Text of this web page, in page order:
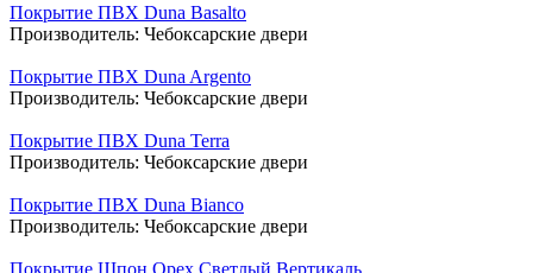
Покрытие ПВХ Duna Basalto
Производитель: Чебоксарские двери
Покрытие ПВХ Duna Argento
Производитель: Чебоксарские двери
Покрытие ПВХ Duna Terra
Производитель: Чебоксарские двери
Покрытие ПВХ Duna Bianco
Производитель: Чебоксарские двери
Покрытие Шпон Орех Светлый Вертикаль